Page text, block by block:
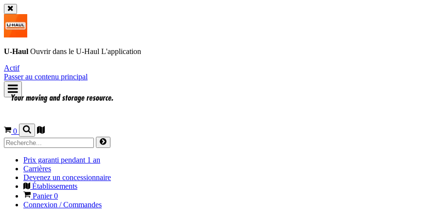
U-Haul Ouvrir dans le U-Haul L'application
Actif
Passer au contenu principal
0
Prix garanti pendant 1 an
Carrières
Devenez un concessionnaire
Établissements
Panier0
Connexion / Commandes